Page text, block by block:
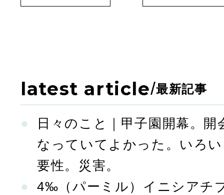
latest article/最新記事
日々のこと｜甲子園開幕。
なっていてよかった。いろ
要性。災害。
4‰（パーミル）イニシアチ